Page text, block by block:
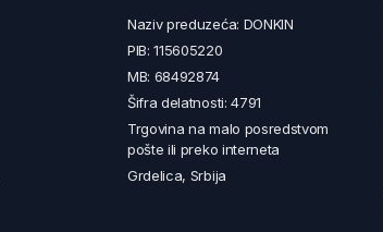
Naziv preduzeća: DONKIN
PIB: 115605220
MB: 68492874
Šifra delatnosti: 4791
Trgovina na malo posredstvom
pošte ili preko interneta
Grdelica, Srbija